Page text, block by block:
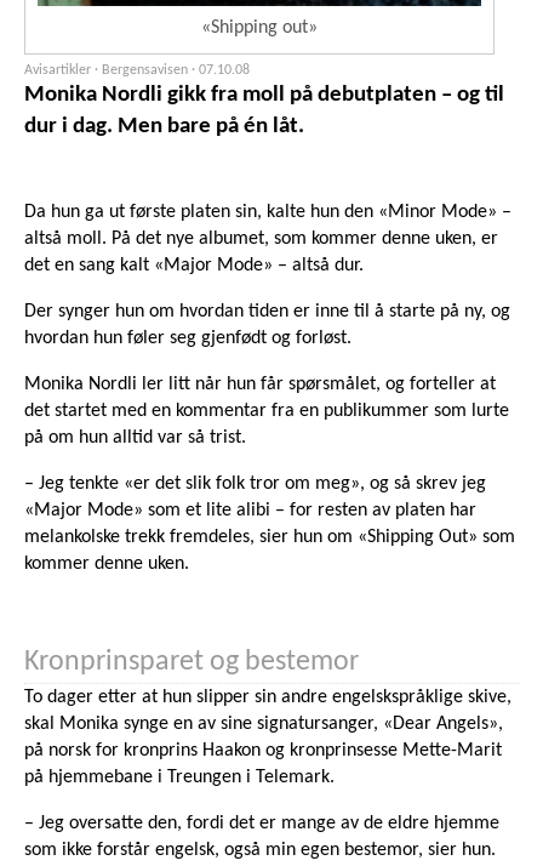
«Shipping out»
Avisartikler · Bergensavisen · 07.10.08
Monika Nordli gikk fra moll på debutplaten – og til
dur i dag. Men bare på én låt.
Da hun ga ut første platen sin, kalte hun den «Minor Mode» –
altså moll. På det nye albumet, som kommer denne uken, er
det en sang kalt «Major Mode» – altså dur.
Der synger hun om hvordan tiden er inne til å starte på ny, og
hvordan hun føler seg gjenfødt og forløst.
Monika Nordli ler litt når hun får spørsmålet, og forteller at
det startet med en kommentar fra en publikummer som lurte
på om hun alltid var så trist.
– Jeg tenkte «er det slik folk tror om meg», og så skrev jeg
«Major Mode» som et lite alibi – for resten av platen har
melankolske trekk fremdeles, sier hun om «Shipping Out» som
kommer denne uken.
Kronprinsparet og bestemor
To dager etter at hun slipper sin andre engelskspråklige skive,
skal Monika synge en av sine signatursanger, «Dear Angels»,
på norsk for kronprins Haakon og kronprinsesse Mette-Marit
på hjemmebane i Treungen i Telemark.
– Jeg oversatte den, fordi det er mange av de eldre hjemme
som ikke forstår engelsk, også min egen bestemor, sier hun.